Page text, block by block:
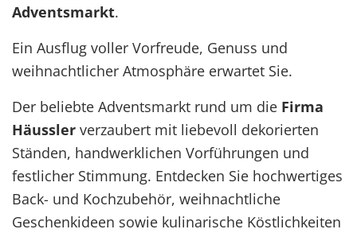
Adventsmarkt.
Ein Ausflug voller Vorfreude, Genuss und
weihnachtlicher Atmosphäre erwartet Sie.
Der beliebte Adventsmarkt rund um die Firma
Häussler verzaubert mit liebevoll dekorierten
Ständen, handwerklichen Vorführungen und
festlicher Stimmung. Entdecken Sie hochwertiges
Back- und Kochzubehör, weihnachtliche
Geschenkideen sowie kulinarische Köstlichkeiten